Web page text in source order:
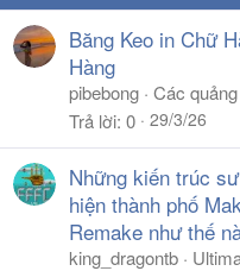
Băng Keo in Chữ
Hàng
pibebong Các
Trả lời 0 29/3/26
Những kiến trúc
hiện thành phố
Remake như thế
king_dragontb